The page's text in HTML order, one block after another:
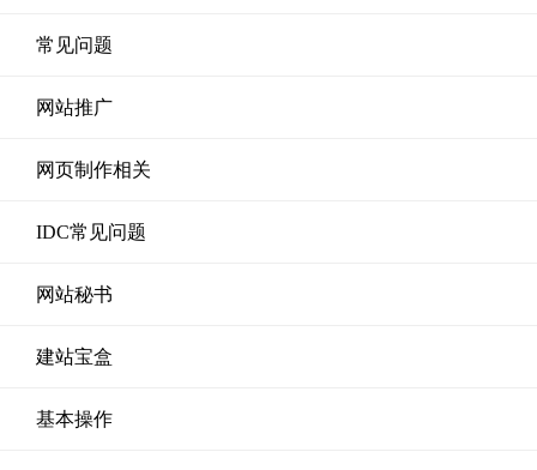
常见问题
网站推广
网页制作相关
IDC常见问题
网站秘书
建站宝盒
基本操作